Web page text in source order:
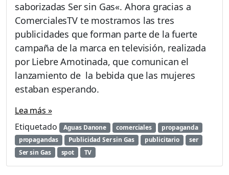
saborizadas Ser sin Gas«. Ahora gracias a
ComercialesTV te mostramos las tres
publicidades que forman parte de la fuerte
campaña de la marca en televisión, realizada
por Liebre Amotinada, que comunican el
lanzamiento de la bebida que las mujeres
estaban esperando.
Lea más »
Etiquetado
Aguas Danone comerciales
propaganda
propagandas
Publicidad Ser sin Gas publicitario
ser
Ser sin Gas
spot TV